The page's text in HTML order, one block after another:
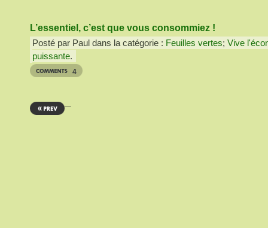
L’essentiel, c’est que vous consommiez !
Posté par Paul dans la catégorie : Feuilles vertes; Vive
puissante.
4
—